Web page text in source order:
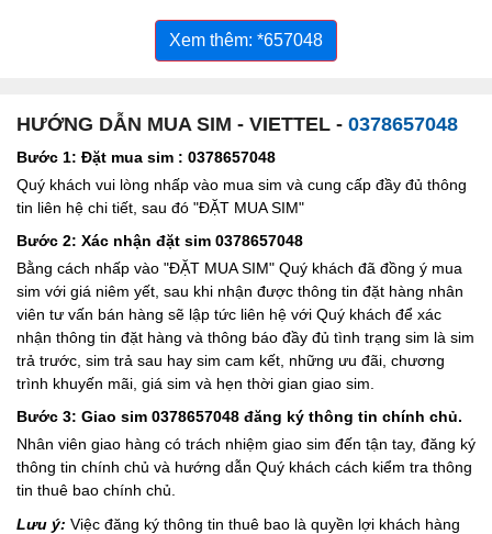
Xem thêm: *657048
HƯỚNG DẪN MUA SIM - VIETTEL - 0378657048
Bước 1: Đặt mua sim : 0378657048
Quý khách vui lòng nhấp vào mua sim và cung cấp đầy đủ thông
tin liên hệ chi tiết, sau đó "ĐẶT MUA SIM"
Bước 2: Xác nhận đặt sim 0378657048
Bằng cách nhấp vào "ĐẶT MUA SIM" Quý khách đã đồng ý mua
sim với giá niêm yết, sau khi nhận được thông tin đặt hàng nhân
viên tư vấn bán hàng sẽ lập tức liên hệ với Quý khách để xác
nhận thông tin đặt hàng và thông báo đầy đủ tình trạng sim là sim
trả trước, sim trả sau hay sim cam kết, những ưu đãi, chương
trình khuyến mãi, giá sim và hẹn thời gian giao sim.
Bước 3: Giao sim 0378657048 đăng ký thông tin chính chủ.
Nhân viên giao hàng có trách nhiệm giao sim đến tận tay, đăng ký
thông tin chính chủ và hướng dẫn Quý khách cách kiểm tra thông
tin thuê bao chính chủ.
Lưu ý: Việc đăng ký thông tin thuê bao là quyền lợi khách hàng